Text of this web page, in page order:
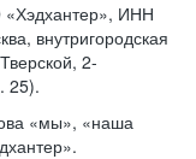
ИНН
внутригородская
2-
25).
«мы», «наша